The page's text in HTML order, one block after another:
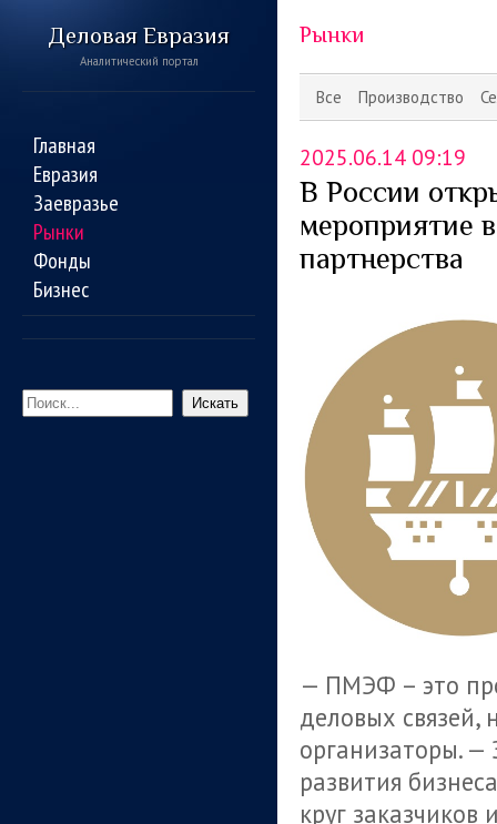
Деловая Евразия
Аналитический портал
Главная
Евразия
Заевразье
Рынки
Фонды
Бизнес
Искать
Все Производство
Рынки
2025.06.14 09:19
В России
мероприятие
партнерства
— ПМЭФ – это
деловых
организаторы. —
развития
круг